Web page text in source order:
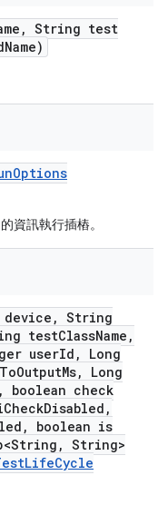
, String test
Name)
Options
資訊執行插樁。
device , String
testClassName ,
userId ,
Long
ToOutputMs,
Long
,
boolean check
CheckDisabled ,
,
boolean is
, String>
LifeCycle